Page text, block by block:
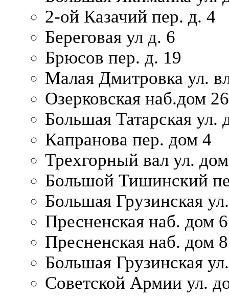
2-ой Казачий пер. д. 4
Береговая ул д. 6
Брюсов пер. д. 19
Малая Дмитровка ул.
Озерковская наб.дом 26
Большая Татарская ул.
Капранова пер. дом 4
Трехгорный вал ул.
Большой Тишинский
Большая Грузинская
Пресненская наб. дом
Пресненская наб. дом 8
Большая Грузинская
Советской Армии ул.